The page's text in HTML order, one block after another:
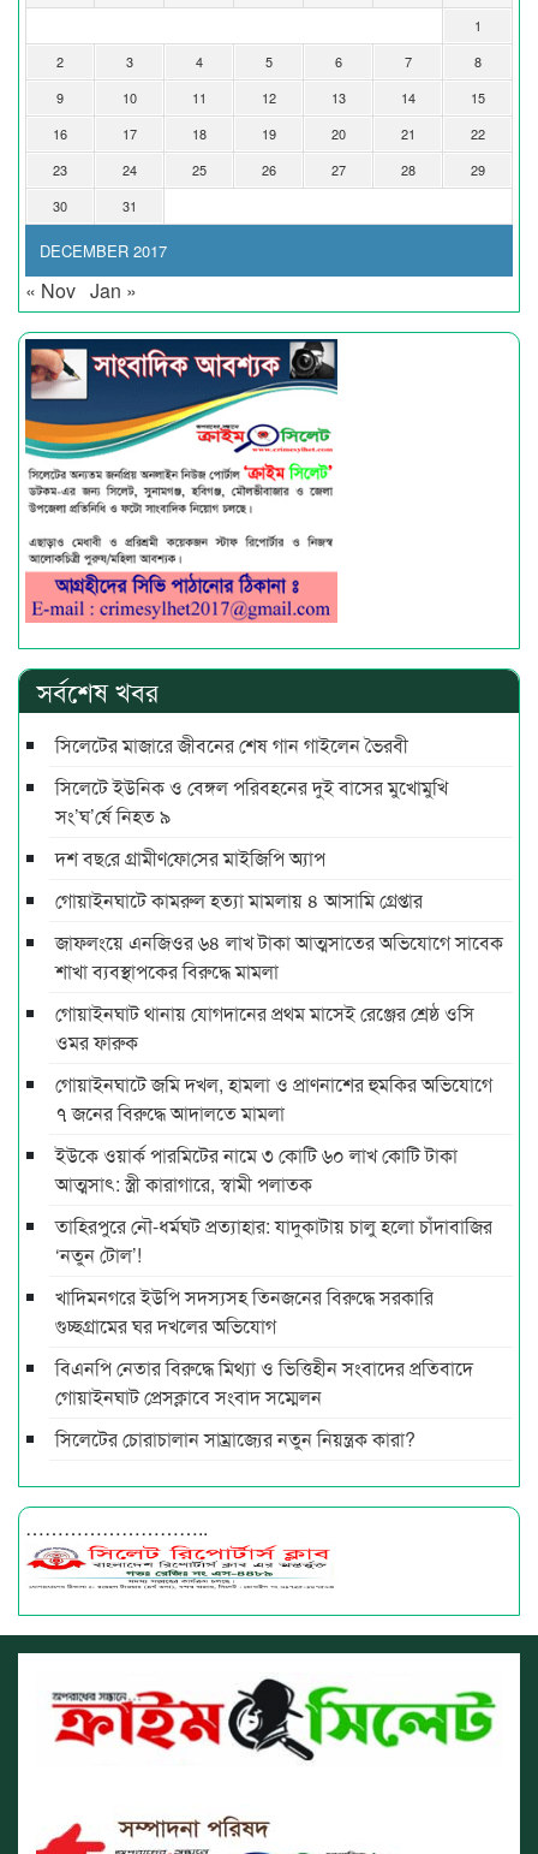
DECEMBER 2017
1
2
3 4 5 6 7
8
9
10 11 12 13 14
15
16
17 18 19 20 21
22
23
24 25 26 27 28
29
30
31
« Nov Jan »
সর্বশেষ খবর
সিলেটের মাজারে জীবনের শেষ গান গাইলেন ভৈরবী
সিলেটে ইউনিক ও বেঙ্গল পরিবহনের দুই বাসের মুখোমুখি
সং’ঘ’র্ষে নিহত ৯
দশ বছ‌রে গ্রামীণ‌ফো‌সের মাইজিপি অ্যাপ
গোয়াইনঘাটে কামরুল হত্যা মামলায় ৪ আসামি গ্রেপ্তার
জাফলংয়ে এনজিওর ৬৪ লাখ টাকা আত্মসাতের অভিযোগে সাবেক
শাখা ব্যবস্থাপকের বিরুদ্ধে মামলা
গোয়াইনঘাট থানায় যোগদানের প্রথম মাসেই রেঞ্জের শ্রেষ্ঠ ওসি
ওমর ফারুক
গোয়াইনঘাটে জমি দখল, হামলা ও প্রাণনাশের হুমকির অভিযোগে
৭ জনের বিরুদ্ধে আদালতে মামলা
ইউকে ওয়ার্ক পারমিটের নামে ৩ কোটি ৬০ লাখ কোটি টাকা
আত্মসাৎ: স্ত্রী কারাগারে, স্বামী পলাতক
তাহিরপুরে নৌ-ধর্মঘট প্রত্যাহার: যাদুকাটায় চালু হলো চাঁদাবাজির
‘নতুন টোল’!
খাদিমনগরে ইউপি সদস্যসহ তিনজনের বিরুদ্ধে সরকারি
গুচ্ছগ্রামের ঘর দখলের অভিযোগ
বিএনপি নেতার বিরুদ্ধে মিথ্যা ও ভিত্তিহীন সংবাদের প্রতিবাদে
গোয়াইনঘাট প্রেসক্লাবে সংবাদ সম্মেলন
সিলেটের চোরাচালান সাম্রাজ্যের নতুন নিয়ন্ত্রক কারা?
………………………..